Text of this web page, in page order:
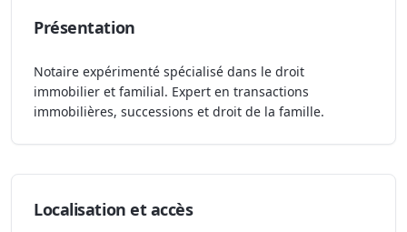
Présentation
Notaire expérimenté spécialisé dans le droit
immobilier et familial. Expert en transactions
immobilières, successions et droit de la famille.
Localisation et accès